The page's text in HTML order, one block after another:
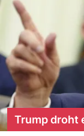
Trump droht